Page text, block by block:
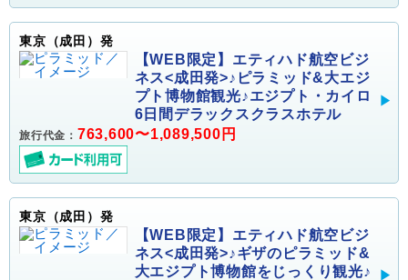
東京（成田）発
【WEB限定】エティハド航空ビジ
ネス<成田発>♪ピラミッド&大エジ
プト博物館観光♪エジプト・カイロ
6日間デラックスクラスホテル
旅行代金： 763,600〜1,089,500円
東京（成田）発
【WEB限定】エティハド航空ビジ
ネス<成田発>♪ギザのピラミッド&
大エジプト博物館をじっくり観光♪